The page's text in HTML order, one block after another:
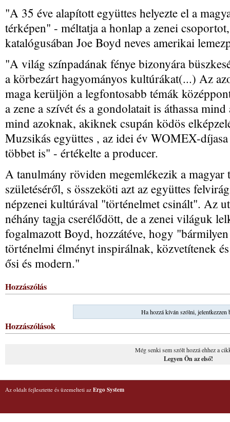
"A 35 éve alapított együttes helyezte el a
térképen" - méltatja a honlap a zenei
katalógusában Joe Boyd neves amerikai
"A világ színpadának fénye bizonyára
a körbezárt hagyományos kultúrákat(...) Az
maga kerüljön a legfontosabb témák
a zene a szívét és a gondolatait is áthassa
mind azoknak, akiknek csupán ködös
Muzsikás együttes , az idei év WOMEX-
többet is" - értékelte a producer.
A tanulmány röviden megemlékezik a magyar
születéséről, s összeköti azt az együttes
népzenei kultúrával "történelmet csinált". Az
néhány tagja cserélődött, de a zenei világuk
fogalmazott Boyd, hozzátéve, hogy
történelmi élményt inspirálnak, közvetítenek
ősi és modern."
Hozzászólás
Ha hozzá kíván szólni, jelentkezzen
Hozzászólások
Még senki sem szólt hozzá ehhez a
Legyen Ön az első!
Az oldalt fejlesztette és üzemelteti az Ergo System